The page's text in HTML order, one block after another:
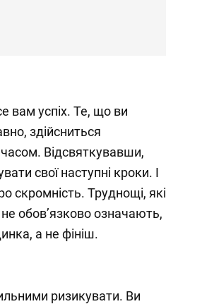
вам успіх. Те, що ви
здійсниться
Відсвяткувавши,
свої наступні кроки. І
скромність. Труднощі, які
обов’язково означають,
а не фініш.
ризикувати. Ви